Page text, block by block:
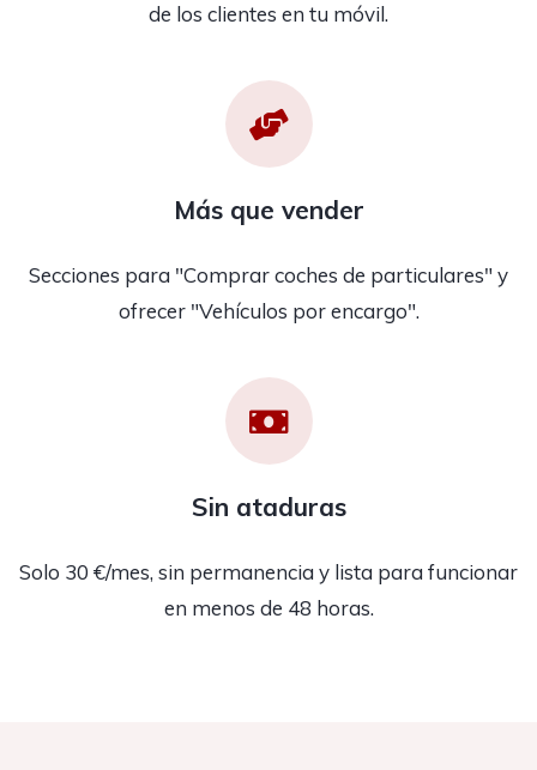
de los clientes en tu móvil.
Más que vender
Secciones para "Comprar coches de particulares" y
ofrecer "Vehículos por encargo".
Sin ataduras
Solo 30 €/mes, sin permanencia y lista para funcionar
en menos de 48 horas.